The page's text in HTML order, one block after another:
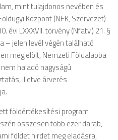
mint tulajdonos nevében és
Központ (NFK, Szervezet)
évi LXXXVII. törvény (Nfatv.) 21. §
– jelen levél végén található
megjelölt, Nemzeti Földalapba
haladó nagyságú
illetve árverés
földértékesítési program
összesen több ezer darab,
földet hirdet meg eladásra,